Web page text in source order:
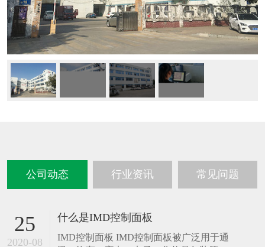
DESIGN/OPENING/SCREEN PRINTING ONE-STOP SERVICE
专注IMD/IML模内注塑，沉淀了电子数码、手机周边等产品模内注
塑经验。
注塑车间有国际知名企业制造的注塑机、成型机及高压成型机,同
时备有三坐标测量仪、高低温试验箱等检测设备，满足模具精密度
公司动态 行业资讯 常见问题
25
2020-08
什么是IMD控制面板
IMD控制面板 IMD控制面板被广泛用于通